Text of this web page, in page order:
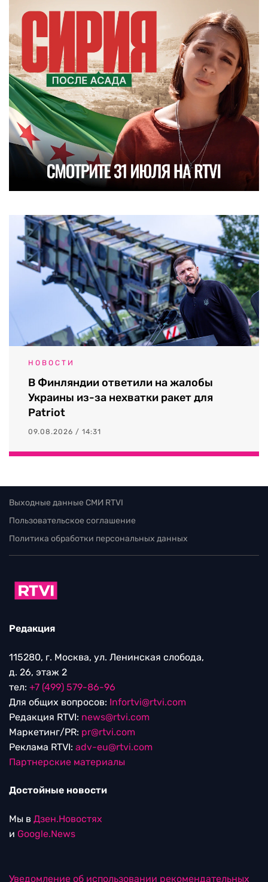
НОВОСТИ
В Финляндии ответили на жалобы
Украины из-за нехватки ракет для
Patriot
09.08.2026 / 14:31
Выходные данные СМИ RTVI
Пользовательское соглашение
Политика обработки персональных данных
Редакция
115280, г. Москва, ул. Ленинская слобода,
д. 26, этаж 2
тел: +7 (499) 579-86-96
Для общих вопросов: Infortvi@rtvi.com
Редакция RTVI: news@rtvi.com
Маркетинг/PR: pr@rtvi.com
Реклама RTVI: adv-eu@rtvi.com
Партнерские материалы
Достойные новости
Мы в Дзен.Новостях
и Google.News
Уведомление об использовании рекомендательных